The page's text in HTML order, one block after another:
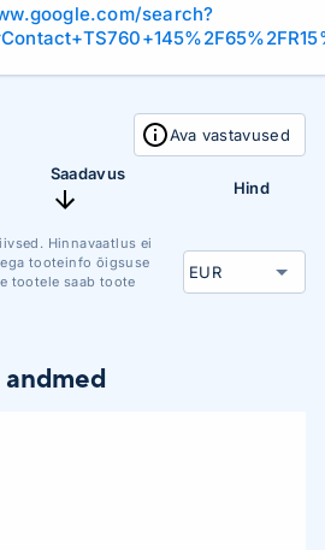
search?
Ava vastavused
Saadavus
Hind
Hinnavaatlus ei
tooteinfo õigsuse
tootele saab toote